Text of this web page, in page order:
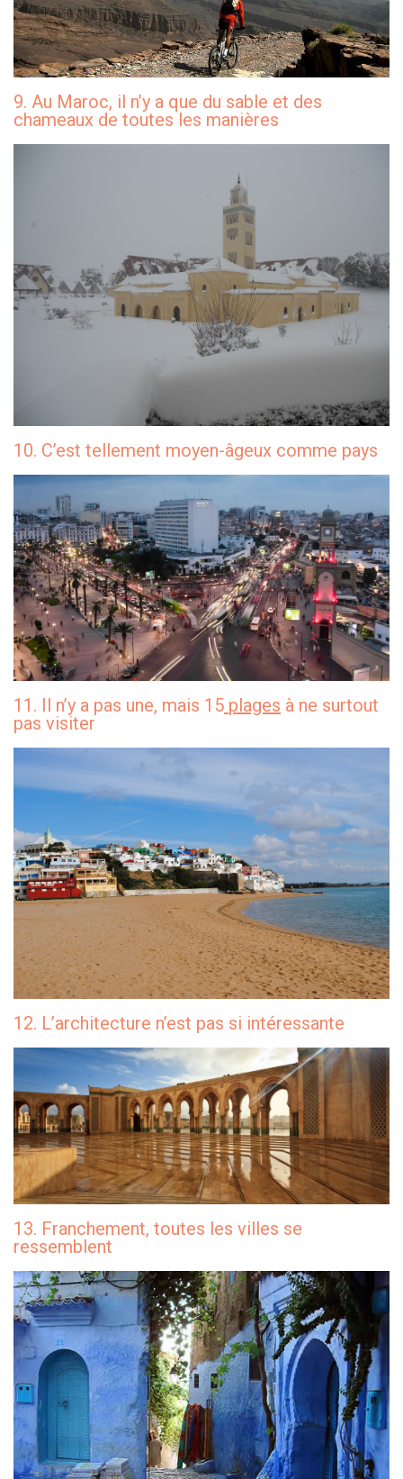
9. Au Maroc, il n’y a que du sable et des
chameaux de toutes les manières
10. C’est tellement moyen-âgeux comme pays
11. Il n’y a pas une, mais 15 plages à ne surtout
pas visiter
12. L’architecture n’est pas si intéressante
13. Franchement, toutes les villes se
ressemblent